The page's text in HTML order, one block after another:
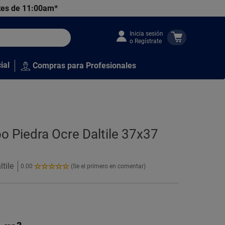
de 11:00am*
Inicia sesión
o Regístrate
Compras para Profesionales
Piedra Ocre Daltile 37x37
0.00
0.00
(Se el primero en comentar)